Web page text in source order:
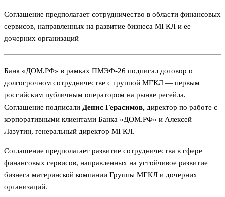
Соглашение предполагает сотрудничество в области финансовых
сервисов, направленных на развитие бизнеса МГКЛ и ее
дочерних организаций
Банк «ДОМ.РФ» в рамках ПМЭФ-26 подписал договор о
долгосрочном сотрудничестве с группой МГКЛ — первым
российским публичным оператором на рынке ресейла.
Соглашение подписали Денис Герасимов, директор по работе с
корпоративными клиентами Банка «ДОМ.РФ» и Алексей
Лазутин, генеральный директор МГКЛ.
Соглашение предполагает развитие сотрудничества в сфере
финансовых сервисов, направленных на устойчивое развитие
бизнеса материнской компании Группы МГКЛ и дочерних
организаций.